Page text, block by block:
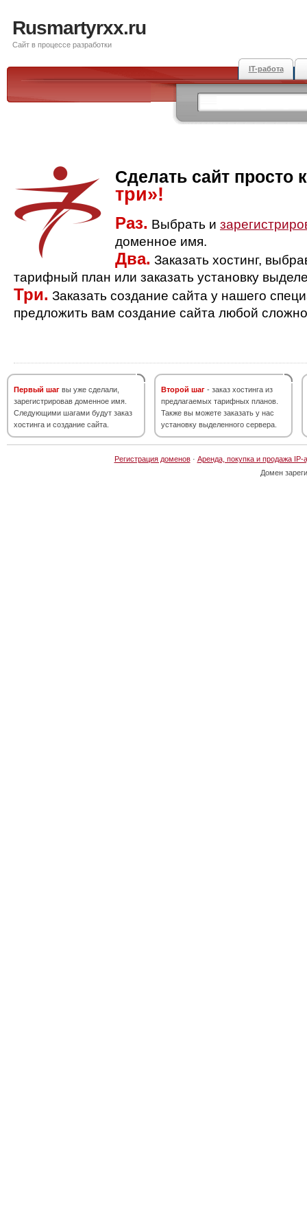
Rusmartyrxx.ru
Сайт в процессе разработки
IT-работа
Сделать сайт просто
три»!
Раз. Выбрать и
доменное имя.
Два. Заказать хостинг,
тарифный план или заказать установку
Три. Заказать создание сайта у нашего
предложить вам создание сайта любой
Первый шаг вы уже сделали,
зарегистрировав доменное имя.
Следующими шагами будут заказ
хостинга и создание сайта.
Второй шаг - заказ хостинга из
предлагаемых тарифных планов.
Также вы можете заказать у нас
установку выделенного сервера.
Регистрация доменов· Аренда, покупка и продажа IP-
Домен